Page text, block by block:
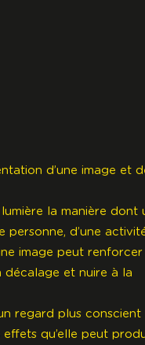
d’une image et
la manière dont
d’une
image peut renforcer
décalage et nuire à la
regard plus conscient
effets qu’elle peut